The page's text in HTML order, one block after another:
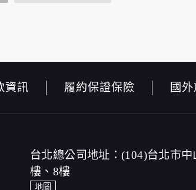
之統計數據或說明文字呈現，除供內部研
會收集您的個人識別資料，本網站也可以
子郵件、出生日期、性別、行業等相關資
址、身份證字號、電子郵件、出生日期、
包括您使用連線設備的 IP 位址、使用時間
站內部所瀏覽的網頁，除非您願意告知您的
網站，也可能蒐集您個人的資料。對於您
。本公司除了在該資料或電子郵件上註明是
資訊 履約保證保險 國
台北總公司地址：(104)台北市
樓、8樓
地圖